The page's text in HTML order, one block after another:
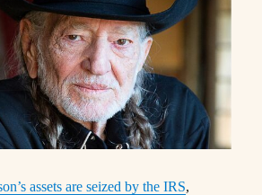
assets are seized by the IRS,